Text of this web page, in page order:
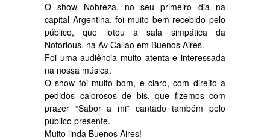
O show Nobreza, no seu primeiro dia na
capital Argentina, foi muito bem recebido pelo
público, que lotou a sala simpática da
Notorious, na Av Callao em Buenos Aires.
Foi uma audiência muito atenta e interessada
na nossa música.
O show foi muito bom, e claro, com direito a
pedidos calorosos de bis, que fizemos com
prazer “Sabor a mi” cantado também pelo
público presente.
Muito linda Buenos Aires!